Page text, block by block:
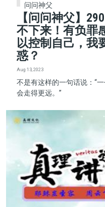
问问神父
【问问神父】
不下来！有负罪
以控制自己，我
惑？
Aug 13, 2023
不是有这样的一句话说：“
会走得更远。”